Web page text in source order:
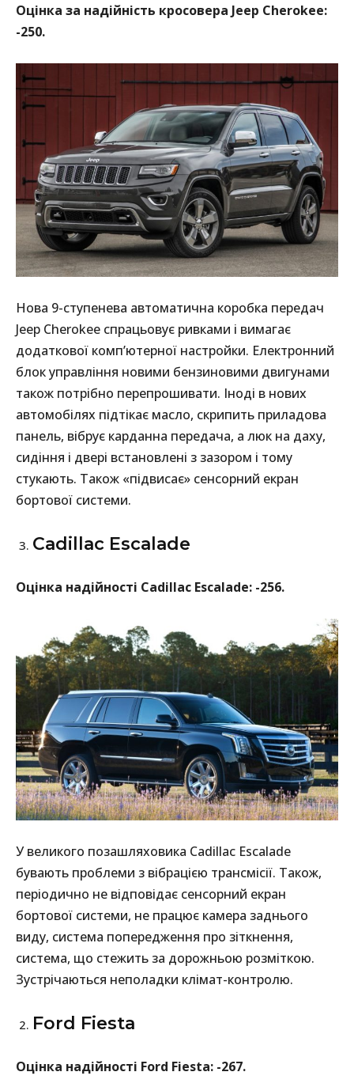
Оцінка за надійність кросовера Jeep Cherokee:
-250.
Нова 9-ступенева автоматична коробка передач
Jeep Cherokee спрацьовує ривками і вимагає
додаткової комп’ютерної настройки. Електронний
блок управління новими бензиновими двигунами
також потрібно перепрошивати. Іноді в нових
автомобілях підтікає масло, скрипить приладова
панель, вібрує карданна передача, а люк на даху,
сидіння і двері встановлені з зазором і тому
стукають. Також «підвисає» сенсорний екран
бортової системи.
Cadillac Escalade
Оцінка надійності Cadillac Escalade: -256.
У великого позашляховика Cadillac Escalade
бувають проблеми з вібрацією трансмісії. Також,
періодично не відповідає сенсорний екран
бортової системи, не працює камера заднього
виду, система попередження про зіткнення,
система, що стежить за дорожньою розміткою.
Зустрічаються неполадки клімат-контролю.
Ford Fiesta
Оцінка надійності Ford Fiesta: -267.